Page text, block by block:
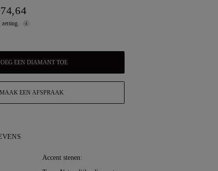
EEN DIAMANT TOE
MAAK EEN AFSPRAAK
Accent stenen: